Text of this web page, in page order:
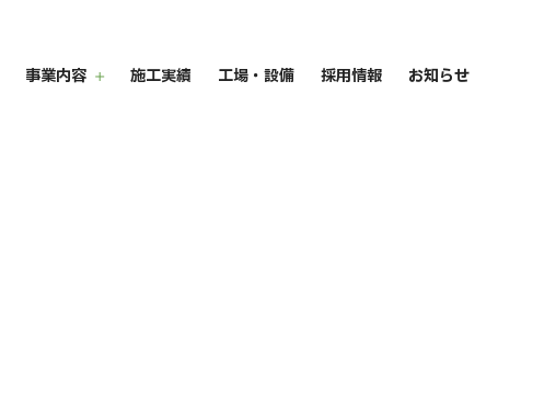
事業内容 施工実績 工場・設備 採用情報 お知らせ